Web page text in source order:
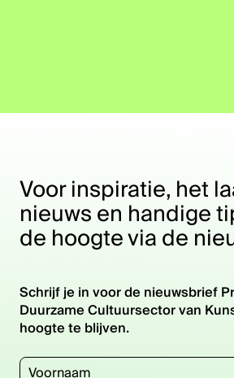
Voor inspiratie, het
nieuws en handige
de hoogte via de
Schrijf je in voor de nieuwsbrief
Duurzame Cultuursector van
hoogte te blijven.